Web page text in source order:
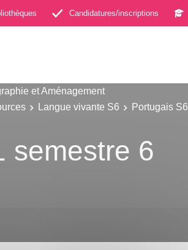
Candidatures/inscriptions
et Aménagement
Langue vivante S6 Portugais S6
semestre 6